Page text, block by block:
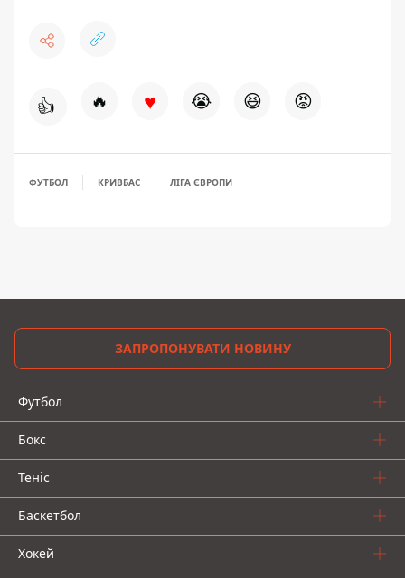
👍 🔥 ♥ 😭 😆 😡
ФУТБОЛ КРИВБАС ЛІГА ЄВРОПИ
ЗАПРОПОНУВАТИ НОВИНУ
Футбол
Бокс
Теніс
Баскетбол
Хокей